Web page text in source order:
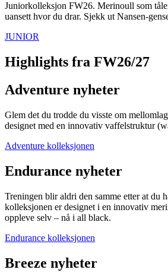
Juniorkolleksjon FW26. Merinoull som
uansett hvor du drar. Sjekk ut Nansen-
JUNIOR
Highlights fra FW26/27
Adventure nyheter
Glem det du trodde du visste om
designet med en innovativ vaffelstruktur
Adventure kolleksjonen
Endurance nyheter
Treningen blir aldri den samme etter at du
kolleksjonen er designet i en innovativ
oppleve selv – nå i all black.
Endurance kolleksjonen
Breeze nyheter